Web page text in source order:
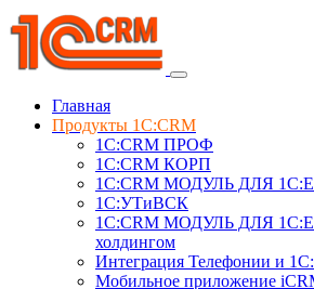
Главная
Продукты 1C:CRM
1С:CRM ПРОФ
1С:CRM КОРП
1С:CRM МОДУЛЬ ДЛЯ
1C:УТиВСК
1С:CRM МОДУЛЬ ДЛЯ
холдингом
Интеграция Телефонии и
Мобильное приложение